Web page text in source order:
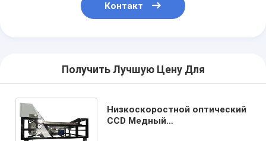
Контакт
Получить Лучшую Цену Для
Низкоскоростной оптический
CCD Медный